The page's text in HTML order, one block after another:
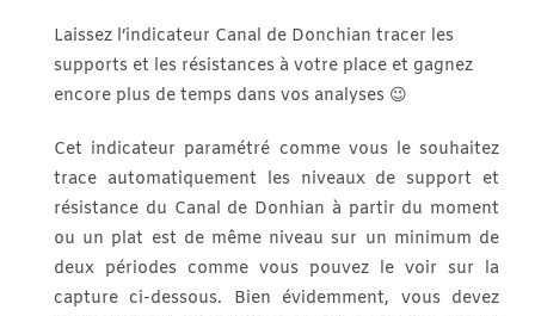
Laissez l’indicateur Canal de Donchian tracer les
supports et les résistances à votre place et gagnez
encore plus de temps dans vos analyses 😉
Cet indicateur paramétré comme vous le souhaitez
trace automatiquement les niveaux de support et
résistance du Canal de Donhian à partir du moment
ou un plat est de même niveau sur un minimum de
deux périodes comme vous pouvez le voir sur la
capture ci-dessous. Bien évidemment, vous devez